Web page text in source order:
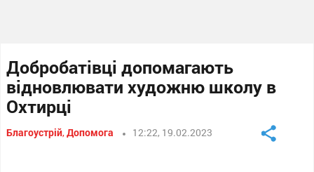
Добробатівці допомагають
відновлювати художню школу в
Охтирці
Благоустрій,Допомога 12:22, 19.02.2023